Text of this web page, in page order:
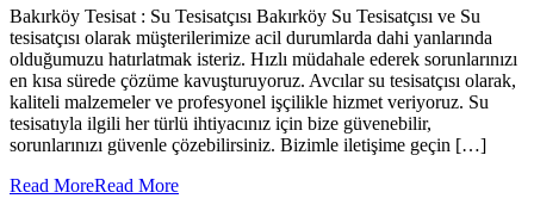
Bakırköy Tesisat : Su Tesisatçısı Bakırköy Su Tesisatçısı ve Su
tesisatçısı olarak müşterilerimize acil durumlarda dahi yanlarında
olduğumuzu hatırlatmak isteriz. Hızlı müdahale ederek sorunlarınızı
en kısa sürede çözüme kavuşturuyoruz. Avcılar su tesisatçısı olarak,
kaliteli malzemeler ve profesyonel işçilikle hizmet veriyoruz. Su
tesisatıyla ilgili her türlü ihtiyacınız için bize güvenebilir,
sorunlarınızı güvenle çözebilirsiniz. Bizimle iletişime geçin […]
Read MoreRead More